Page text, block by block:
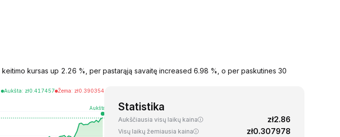
kursas up 2.26 %, per pastarąją savaitę increased 6.98 %, o per paskutines 30
Aukšta: zł0.417457 Žema: zł0.390354
Statistika
Aukščiausia visų laikų kaina zł2.86
Visų laikų žemiausia kaina zł0.307978